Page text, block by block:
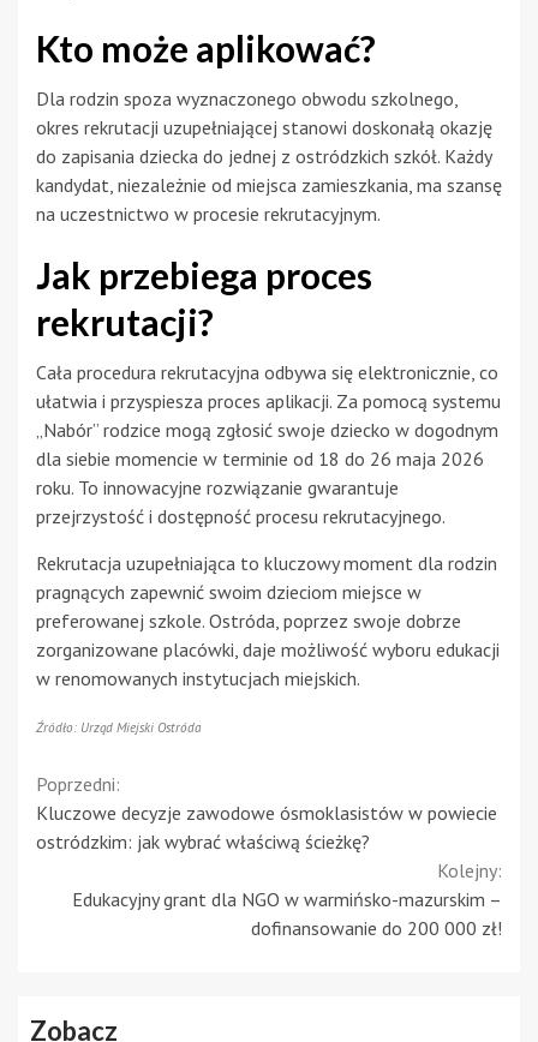
Kto może aplikować?
Dla rodzin spoza wyznaczonego obwodu szkolnego,
okres rekrutacji uzupełniającej stanowi doskonałą okazję
do zapisania dziecka do jednej z ostródzkich szkół. Każdy
kandydat, niezależnie od miejsca zamieszkania, ma szansę
na uczestnictwo w procesie rekrutacyjnym.
Jak przebiega proces
rekrutacji?
Cała procedura rekrutacyjna odbywa się elektronicznie, co
ułatwia i przyspiesza proces aplikacji. Za pomocą systemu
„Nabór” rodzice mogą zgłosić swoje dziecko w dogodnym
dla siebie momencie w terminie od 18 do 26 maja 2026
roku. To innowacyjne rozwiązanie gwarantuje
przejrzystość i dostępność procesu rekrutacyjnego.
Rekrutacja uzupełniająca to kluczowy moment dla rodzin
pragnących zapewnić swoim dzieciom miejsce w
preferowanej szkole. Ostróda, poprzez swoje dobrze
zorganizowane placówki, daje możliwość wyboru edukacji
w renomowanych instytucjach miejskich.
Źródło: Urząd Miejski Ostróda
Continue
Reading
Poprzedni:
Kluczowe decyzje zawodowe ósmoklasistów w powiecie
ostródzkim: jak wybrać właściwą ścieżkę?
Kolejny:
Edukacyjny grant dla NGO w warmińsko-mazurskim –
dofinansowanie do 200 000 zł!
Zobacz